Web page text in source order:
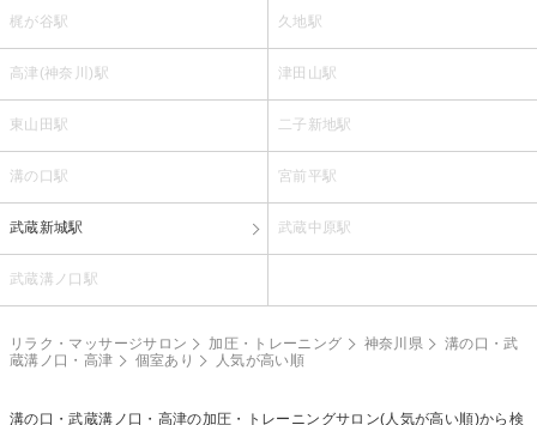
梶が谷駅 久地駅
高津(神奈川)駅 津田山駅
東山田駅 二子新地駅
溝の口駅 宮前平駅
武蔵新城駅 武蔵中原駅
武蔵溝ノ口駅
リラク・マッサージサロン 加圧・トレーニング 神奈川県
溝の口・武
蔵溝ノ口・高津
個室あり 人気が高い順
溝の口・武蔵溝ノ口・高津の加圧・トレーニングサロン(人気が高い順)から検